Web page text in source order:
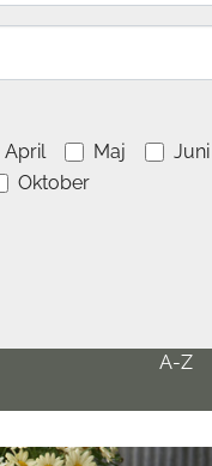
April Maj
Juni
Oktober
A-Z